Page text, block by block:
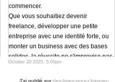
commencer.
Que vous souhaitiez devenir
freelance, développer une petite
entreprise avec une identité forte, ou
monter un business avec des bases
solides, la réussite ne s'improvise pas.
Elle nécessite une préparation
October 20 2025, 5:00pm
J'ai publié surdes-livres-pour-changer-